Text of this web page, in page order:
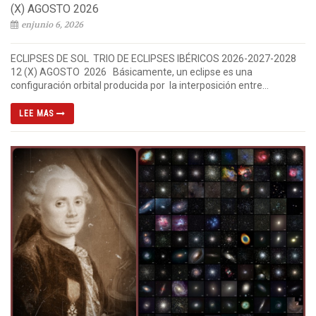
(X) AGOSTO 2026
enjunio 6, 2026
ECLIPSES DE SOL TRIO DE ECLIPSES IBÉRICOS 2026-2027-2028
12 (X) AGOSTO 2026 Básicamente, un eclipse es una
configuración orbital producida por la interposición entre...
LEE MAS